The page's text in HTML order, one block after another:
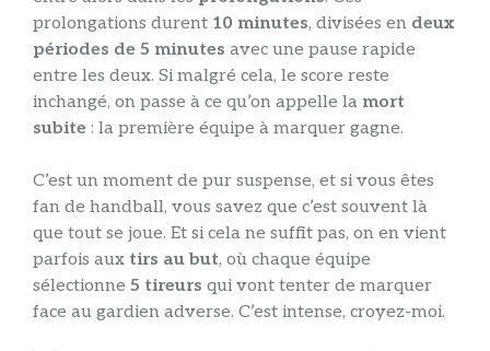
prolongations durent 10 minutes, divisées en deux
périodes de 5 minutes avec une pause rapide
entre les deux. Si malgré cela, le score reste
inchangé, on passe à ce qu’on appelle la mort
subite : la première équipe à marquer gagne.
C’est un moment de pur suspense, et si vous êtes
fan de handball, vous savez que c’est souvent là
que tout se joue. Et si cela ne suffit pas, on en vient
parfois aux tirs au but, où chaque équipe
sélectionne 5 tireurs qui vont tenter de marquer
face au gardien adverse. C’est intense, croyez-moi.